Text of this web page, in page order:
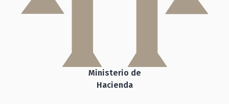
Ministerio de
Hacienda